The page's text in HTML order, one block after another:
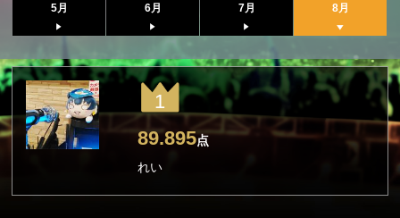
5月 6月 7月 8月
1
89.895点
れい